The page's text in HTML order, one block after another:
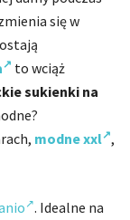
się w
to wciąż
sukienki na
modne xxl ,
. Idealne na